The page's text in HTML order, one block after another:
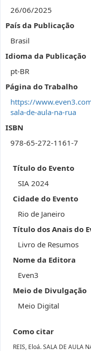
26/06/2025
País da Publicação
Brasil
Idioma da Publicação
pt-BR
Página do Trabalho
https://
sala-de-aula-na-rua
ISBN
978-65-272-1161-7
Título do Evento
SIA 2024
Cidade do Evento
Rio de Janeiro
Título dos Anais do
Livro de Resumos
Nome da Editora
Even3
Meio de Divulgação
Meio Digital
Como citar
REIS, Eloá. SALA DE AULA